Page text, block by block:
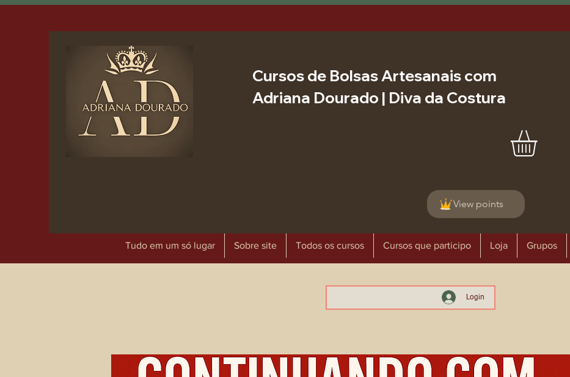
Cursos de Bolsas Artesanais com
Adriana Dourado | Diva da Costura
View points
Tudo em um só lugar Sobre site Todos os cursos Cursos que participo Loja Grupos
Login